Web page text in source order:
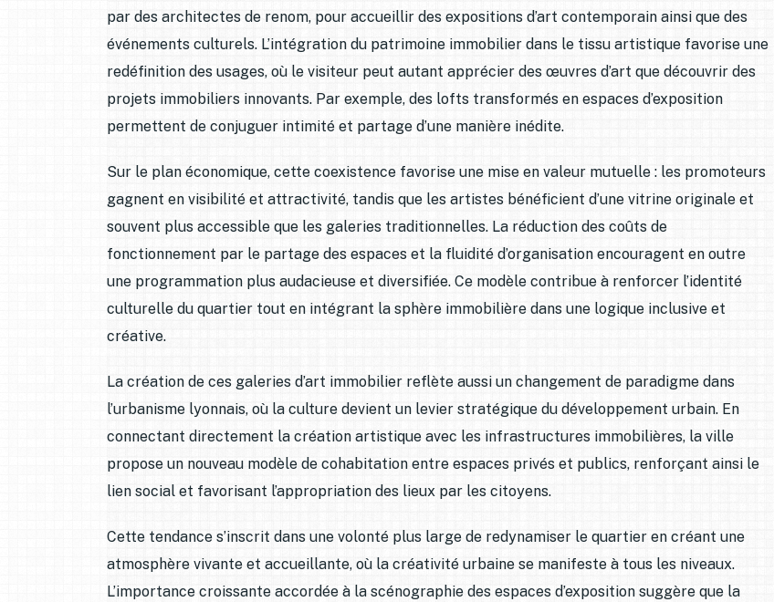
par des architectes de renom, pour accueillir des expositions d’art contemporain ainsi que des
événements culturels. L’intégration du patrimoine immobilier dans le tissu artistique favorise une
redéfinition des usages, où le visiteur peut autant apprécier des œuvres d’art que découvrir des
projets immobiliers innovants. Par exemple, des lofts transformés en espaces d’exposition
permettent de conjuguer intimité et partage d’une manière inédite.
Sur le plan économique, cette coexistence favorise une mise en valeur mutuelle : les promoteurs
gagnent en visibilité et attractivité, tandis que les artistes bénéficient d’une vitrine originale et
souvent plus accessible que les galeries traditionnelles. La réduction des coûts de
fonctionnement par le partage des espaces et la fluidité d’organisation encouragent en outre
une programmation plus audacieuse et diversifiée. Ce modèle contribue à renforcer l’identité
culturelle du quartier tout en intégrant la sphère immobilière dans une logique inclusive et
créative.
La création de ces galeries d’art immobilier reflète aussi un changement de paradigme dans
l’urbanisme lyonnais, où la culture devient un levier stratégique du développement urbain. En
connectant directement la création artistique avec les infrastructures immobilières, la ville
propose un nouveau modèle de cohabitation entre espaces privés et publics, renforçant ainsi le
lien social et favorisant l’appropriation des lieux par les citoyens.
Cette tendance s’inscrit dans une volonté plus large de redynamiser le quartier en créant une
atmosphère vivante et accueillante, où la créativité urbaine se manifeste à tous les niveaux.
L’importance croissante accordée à la scénographie des espaces d’exposition suggère que la